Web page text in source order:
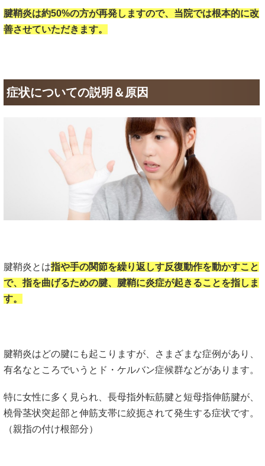
腱鞘炎は約50%の方が再発しますので、当院では根本的に改
善させていただきます。
症状についての説明＆原因
腱鞘炎とは指や手の関節を繰り返しす反復動作を動かすこと
で、指を曲げるための腱、腱鞘に炎症が起きることを指しま
す。
腱鞘炎はどの腱にも起こりますが、さまざまな症例があり、
有名なところでいうとド・ケルバン症候群などがあります。
特に女性に多く見られ、長母指外転筋腱と短母指伸筋腱が、
橈骨茎状突起部と伸筋支帯に絞扼されて発生する症状です。
（親指の付け根部分）